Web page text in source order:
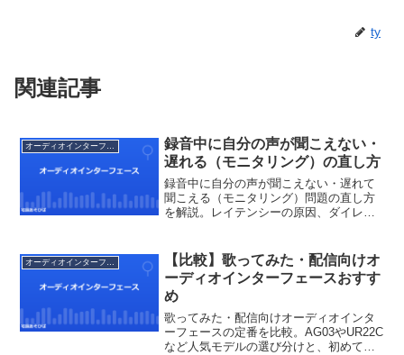
ty
関連記事
録音中に自分の声が聞こえない・
遅れる（モニタリング）の直し方
録音中に自分の声が聞こえない・遅れて
聞こえる（モニタリング）問題の直し方
を解説。レイテンシーの原因、ダイレク
オーディオインターフェース
【比較】歌ってみた・配信向けオ
ーディオインターフェースおすす
め
歌ってみた・配信向けオーディオインタ
ーフェースの定番を比較。AG03やUR22C
など人気モデルの選び分けと、初めての1